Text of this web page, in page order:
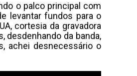
o palco principal com
levantar fundos para o
cortesia da gravadora
desdenhando da banda,
achei desnecessário o